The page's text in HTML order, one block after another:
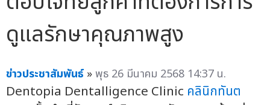
ดูแลรักษาคุณภาพสูง
ข่าวประชาสัมพันธ์ »พุธ 26 มีนาคม 2568 14:37 น.
Dentopia Dentalligence Clinic คลินิกทันต